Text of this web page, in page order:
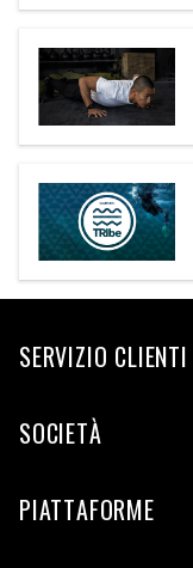
SERVIZIO CLIENTI
SOCIETÀ
PIATTAFORME